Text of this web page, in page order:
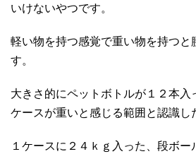
いけないやつです。
軽い物を持つ感覚で重い物を持つと
す。
大きさ的にペットボトルが１２本入
ケースが重いと感じる範囲と認識し
１ケースに２４ｋｇ入った、段ボ